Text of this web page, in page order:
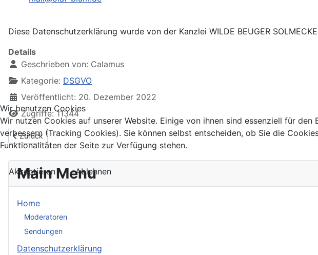
Diese Datenschutzerklärung wurde von der Kanzlei WILDE BEUGER
Details
Geschrieben von: Calamus
Kategorie: DSGVO
Veröffentlicht: 20. Dezember 2022
Zugriffe: 11344
Vorheriger Beitrag: Impressum
Zurück
Main Menu
Home
Moderatoren
Sendungen
Datenschutzerklärung
Wir benutzen Cookies
Wir nutzen Cookies auf unserer Website. Einige von ihnen sind essenziell für
verbessern (Tracking Cookies). Sie können selbst entscheiden, ob Sie die
Funktionalitäten der Seite zur Verfügung stehen.
Akzeptieren Ablehnen